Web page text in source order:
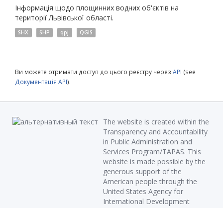
Інформація щодо площинних водних об'єктів на
території Львівської області.
SHX SHP qpj QGIS
Ви можете отримати доступ до цього реєстру через API (see
Документація API).
The website is created within the
Transparency and Accountability
in Public Administration and
Services Program/TAPAS. This
website is made possible by the
generous support of the
American people through the
United States Agency for
International Development